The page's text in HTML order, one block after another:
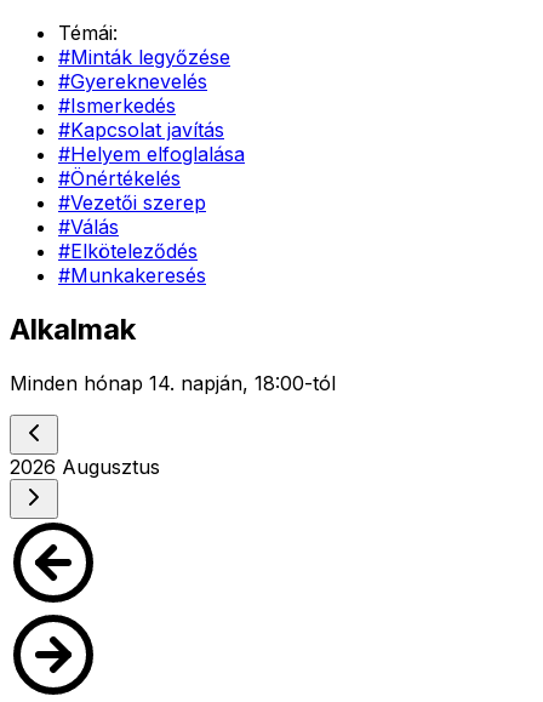
Témái:
#Minták legyőzése
#Gyereknevelés
#Ismerkedés
#Kapcsolat javítás
#Helyem elfoglalása
#Önértékelés
#Vezetői szerep
#Válás
#Elköteleződés
#Munkakeresés
Alkalmak
Minden hónap 14. napján, 18:00-tól
2026 Augusztus